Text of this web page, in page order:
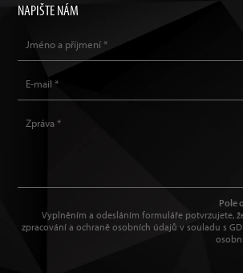
NAPIŠTE NÁM
Pole
Vyplněním a odesláním formuláře potvrzujete,
zpracování a ochraně osobních údajů v souladu s